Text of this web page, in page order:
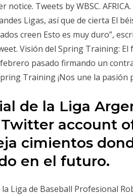
Tweets by WBSC.
Ligas, así que de cierta El
creen Esto es muy duro”,
Visión del Spring Training:
pasado firmando un
Training ¡Nos une la pasión
de la Liga
account
cimientos
en el futuro.
la Liga de Baseball Profesional